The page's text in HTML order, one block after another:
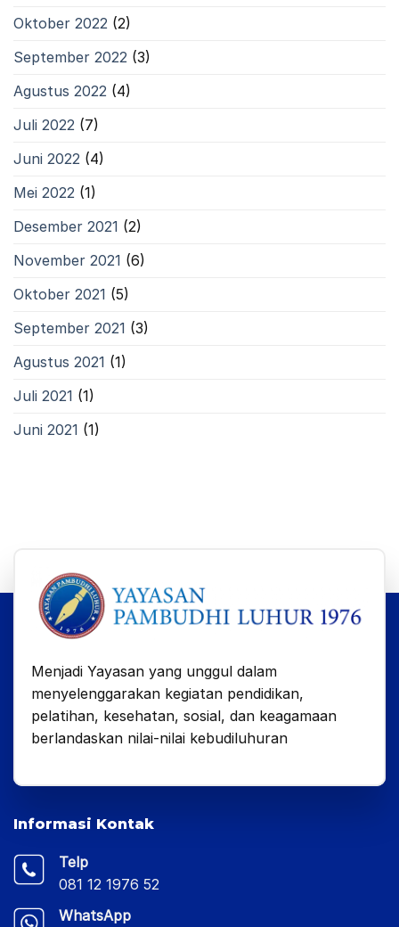
Oktober 2022 (2)
September 2022 (3)
Agustus 2022 (4)
Juli 2022 (7)
Juni 2022 (4)
Mei 2022 (1)
Desember 2021 (2)
November 2021 (6)
Oktober 2021 (5)
September 2021 (3)
Agustus 2021 (1)
Juli 2021 (1)
Juni 2021 (1)
Menjadi Yayasan yang unggul dalam
menyelenggarakan kegiatan pendidikan,
pelatihan, kesehatan, sosial, dan keagamaan
berlandaskan nilai-nilai kebudiluhuran
Informasi Kontak
Telp
081 12 1976 52
WhatsApp